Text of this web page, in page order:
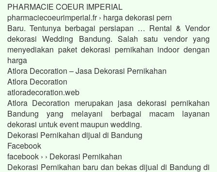
PHARMACIE COEUR IMPERIAL
pharmaciecoeurimperial.fr › harga dekorasi pern
Baru. Tentunya berbagai persiapan … Rental & Vendor
dekorasi Wedding Bandung. Salah satu vendor yang
menyediakan paket dekorasi pernikahan indoor dengan
harga
Atlora Decoration – Jasa Dekorasi Pernikahan
Atlora Decoration
atloradecoration.web
Atlora Decoration merupakan jasa dekorasi pernikahan
Bandung yang melayani berbagai macam layanan
dekorasi untuk event maupun wedding.
Dekorasi Pernikahan dijual di Bandung
Facebook
facebook › › Dekorasi Pernikahan
Dekorasi Pernikahan baru dan bekas dijual di Bandung di